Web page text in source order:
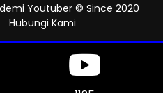
Youtuber © Since 2020
Hubungi Kami